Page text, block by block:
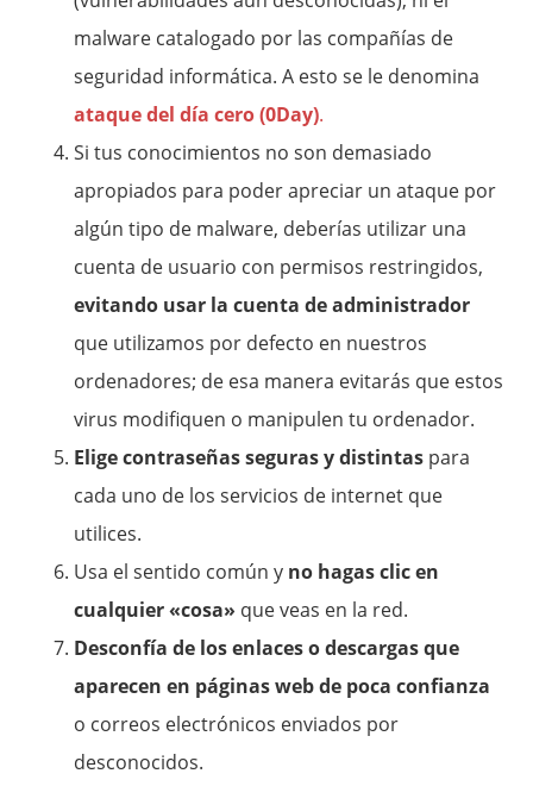
malware catalogado por las compañías de
seguridad informática. A esto se le denomina
ataque del día cero (0Day).
Si tus conocimientos no son demasiado
apropiados para poder apreciar un ataque por
algún tipo de malware, deberías utilizar una
cuenta de usuario con permisos restringidos,
evitando usar la cuenta de administrador
que utilizamos por defecto en nuestros
ordenadores; de esa manera evitarás que estos
virus modifiquen o manipulen tu ordenador.
Elige contraseñas seguras y distintas para
cada uno de los servicios de internet que
utilices.
Usa el sentido común y no hagasclicen
cualquier «cosa» que veas en la red.
Desconfía de los enlaces o descargas que
aparecen en páginas web de poca confianza
o correos electrónicos enviados por
desconocidos.